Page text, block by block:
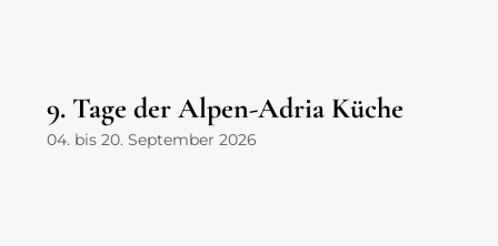
9. Tage der Alpen-Adria Küche
04. bis 20. September 2026